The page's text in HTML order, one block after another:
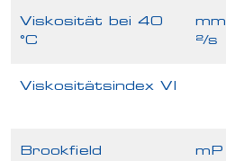
Viskosität bei 40
°C
mm
²/s
Viskositätsindex VI
Brookfield
mP